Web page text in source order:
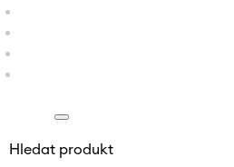
Hledat produkt